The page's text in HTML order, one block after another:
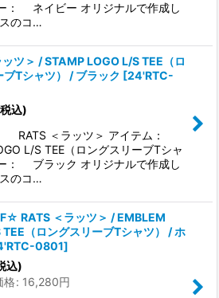
： ネイビー オリジナルで作成し
のコ…
ツ＞ / STAMP LOGO L/S TEE（ロ
ブTシャツ） / ブラック [24'RTC-
込)
RATS ＜ラッツ＞ アイテム：
L/S TEE（ロングスリーブTシャ
： ブラック オリジナルで作成し
のコ…
RATS ＜ラッツ＞ / EMBLEM
（ロングスリーブTシャツ） / ホ
0801]
込)
格: 16,280円